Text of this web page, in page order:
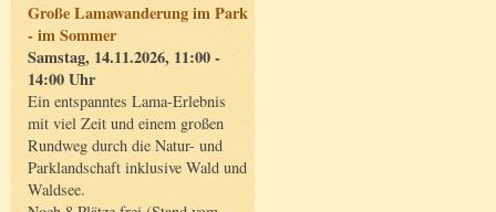
Große Lamawanderung im Park
- im Sommer
Samstag, 14.11.2026, 11:00 -
14:00 Uhr
Ein entspanntes Lama-Erlebnis
mit viel Zeit und einem großen
Rundweg durch die Natur- und
Parklandschaft inklusive Wald und
Waldsee.